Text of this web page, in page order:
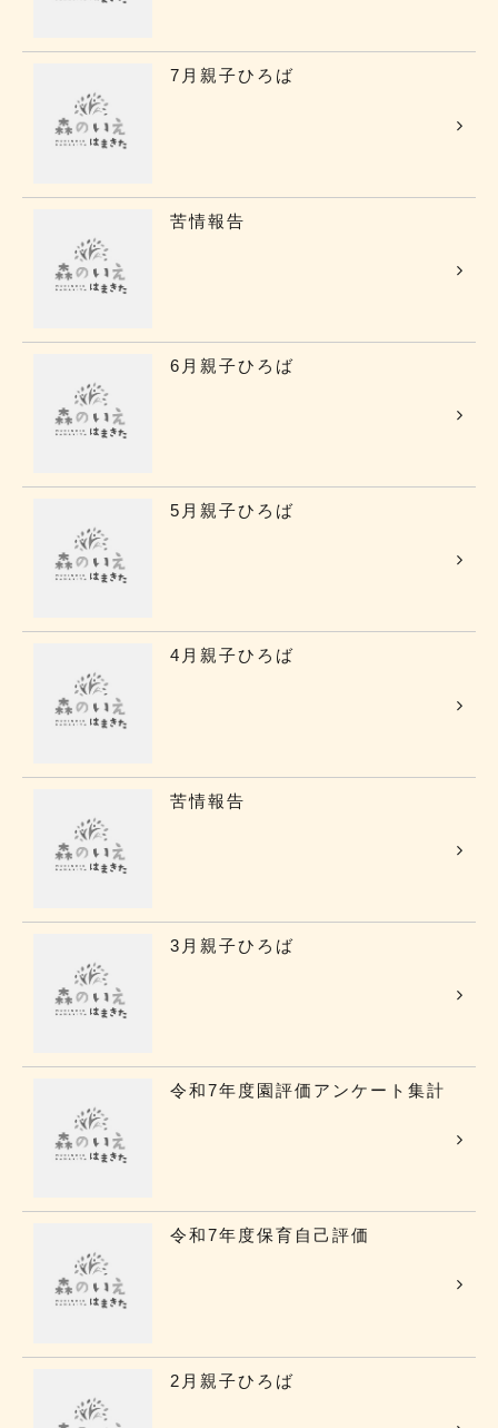
7月親子ひろば
苦情報告
6月親子ひろば
5月親子ひろば
4月親子ひろば
苦情報告
3月親子ひろば
令和7年度園評価アンケート集計
令和7年度保育自己評価
2月親子ひろば